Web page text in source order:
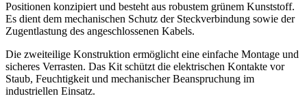
Positionen konzipiert und besteht aus robustem grünem Kunststoff.
Es dient dem mechanischen Schutz der Steckverbindung sowie der
Zugentlastung des angeschlossenen Kabels.
Die zweiteilige Konstruktion ermöglicht eine einfache Montage und
sicheres Verrasten. Das Kit schützt die elektrischen Kontakte vor
Staub, Feuchtigkeit und mechanischer Beanspruchung im
industriellen Einsatz.